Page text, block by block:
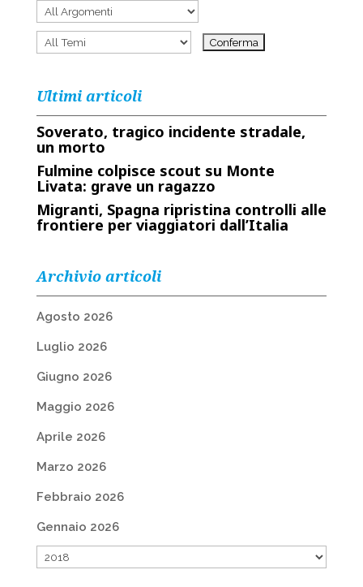
Ultimi articoli
Soverato, tragico incidente stradale,
un morto
Fulmine colpisce scout su Monte
Livata: grave un ragazzo
Migranti, Spagna ripristina controlli alle
frontiere per viaggiatori dall’Italia
Archivio articoli
Agosto 2026
Luglio 2026
Giugno 2026
Maggio 2026
Aprile 2026
Marzo 2026
Febbraio 2026
Gennaio 2026